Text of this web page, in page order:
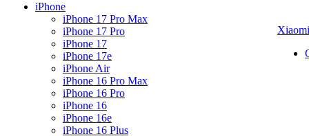
iPhone
iPhone 17 Pro Max
iPhone 17 Pro
iPhone 17
iPhone 17e
iPhone Air
iPhone 16 Pro Max
iPhone 16 Pro
iPhone 16
iPhone 16e
iPhone 16 Plus
Xiaomi